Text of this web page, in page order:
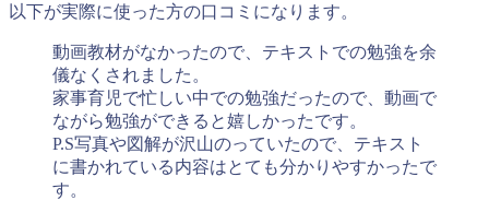
以下が実際に使った方の口コミになります。
動画教材がなかったので、テキストでの勉強を余
儀なくされました。
家事育児で忙しい中での勉強だったので、動画で
ながら勉強ができると嬉しかったです。
P.S写真や図解が沢山のっていたので、テキスト
に書かれている内容はとても分かりやすかったで
す。